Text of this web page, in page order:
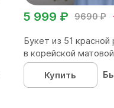
9690 ₽
5 999 ₽
Букет из 51
в корейской
Купить